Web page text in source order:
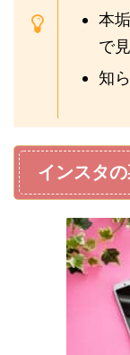
本
で
知
インスタ